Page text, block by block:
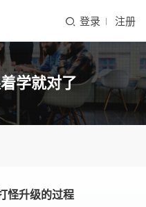
登录 注册
学就对了
怪升级的过程